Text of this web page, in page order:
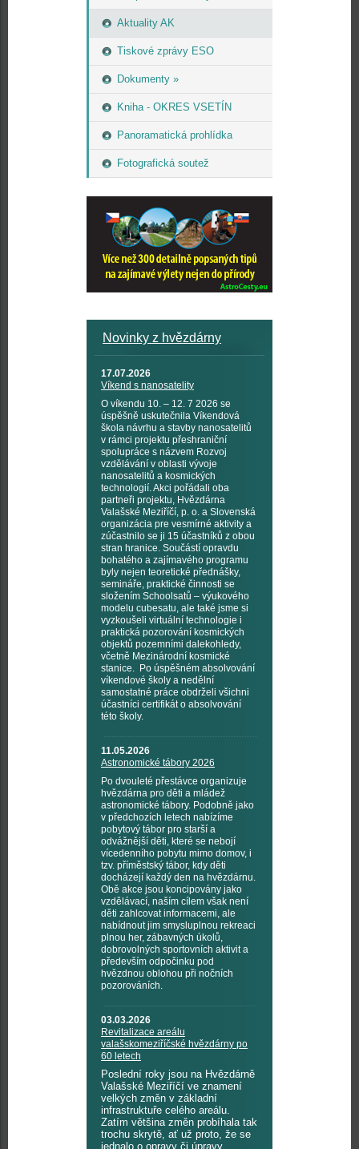
Aktuality AK
Tiskové zprávy ESO
Dokumenty »
Kniha - OKRES VSETÍN
Panoramatická prohlídka
Fotografická soutež
Novinky z hvězdárny
17.07.2026
Víkend s nanosatelity
O víkendu 10. – 12. 7 2026 se
úspěšně uskutečnila Víkendová
škola návrhu a stavby nanosatelitů
v rámci projektu přeshraniční
spolupráce s názvem Rozvoj
vzdělávání v oblasti vývoje
nanosatelitů a kosmických
technologií. Akci pořádali oba
partneři projektu, Hvězdárna
Valašské Meziříčí, p. o. a Slovenská
organizácia pre vesmírné aktivity a
zúčastnilo se ji 15 účastníků z obou
stran hranice. Součástí opravdu
bohatého a zajímavého programu
byly nejen teoretické přednášky,
semináře, praktické činnosti se
složením Schoolsatů – výukového
modelu cubesatu, ale také jsme si
vyzkoušeli virtuální technologie i
praktická pozorování kosmických
objektů pozemními dalekohledy,
včetně Mezinárodní kosmické
stanice. Po úspěšném absolvování
víkendové školy a nedělní
samostatné práce obdrželi všichni
účastníci certifikát o absolvování
této školy.
11.05.2026
Astronomické tábory 2026
Po dvouleté přestávce organizuje
hvězdárna pro děti a mládež
astronomické tábory. Podobně jako
v předchozích letech nabízíme
pobytový tábor pro starší a
odvážnější děti, které se nebojí
vícedenního pobytu mimo domov, i
tzv. příměstský tábor, kdy děti
docházejí každý den na hvězdárnu.
Obě akce jsou koncipovány jako
vzdělávací, naším cílem však není
děti zahlcovat informacemi, ale
nabídnout jim smysluplnou rekreaci
plnou her, zábavných úkolů,
dobrovolných sportovních aktivit a
především odpočinku pod
hvězdnou oblohou při nočních
pozorováních.
03.03.2026
Revitalizace areálu
valašskomeziříčské hvězdárny po
60 letech
Poslední roky jsou na Hvězdárně
Valašské Meziříčí ve znamení
velkých změn v základní
infrastruktuře celého areálu.
Zatím většina změn probíhala tak
trochu skrytě, ať už proto, že se
jednalo o opravy či úpravy